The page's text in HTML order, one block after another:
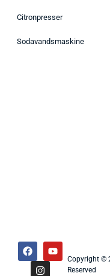
Citronpresser
Sodavandsmaskine
Copyright ©
Reserved